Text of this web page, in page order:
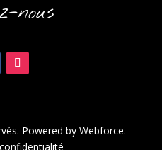
nous
Powered by Webforce.